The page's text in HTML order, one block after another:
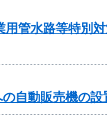
用管水路等特
自動販売機の